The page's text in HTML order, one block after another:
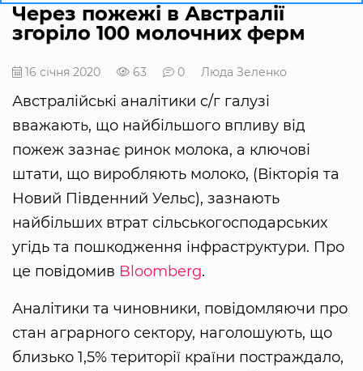
Через пожежі в Австралії
згоріло 100 молочних ферм
16 січня 2020 63 0 Люда Зеленко
Австралійські аналітики c/г галузі
вважають, що найбільшого впливу від
пожеж зазнає ринок молока, а ключові
штати, що виробляють молоко, (Вікторія та
Новий Південний Уельс), зазнають
найбільших втрат сільськогосподарських
угідь та пошкодження інфраструктури. Про
це повідомив Bloomberg.
Аналітики та чиновники, повідомляючи про
стан аграрного сектору, наголошують, що
близько 1,5% території країни постраждало,